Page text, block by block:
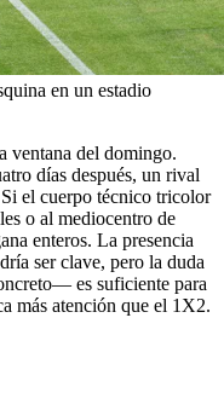
en un estadio
ventana del domingo.
días después, un rival
el cuerpo técnico tricolor
o al mediocentro de
enteros. La presencia
ser clave, pero la duda
es suficiente para
más atención que el 1X2.